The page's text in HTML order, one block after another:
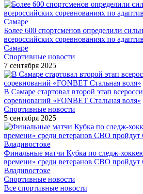
Более 600 спортсменов определили
всероссийских соревнованиях по
Самаре
Спортивные новости
7 сентября 2025
В Самаре стартовал второй этап
соревнований «FONBET Стальная воля»
Спортивные новости
5 сентября 2025
Финальные матчи Кубка по следж-
времени» среди ветеранов СВО пройдут
Владивостоке
Спортивные новости
Все спортивные новости